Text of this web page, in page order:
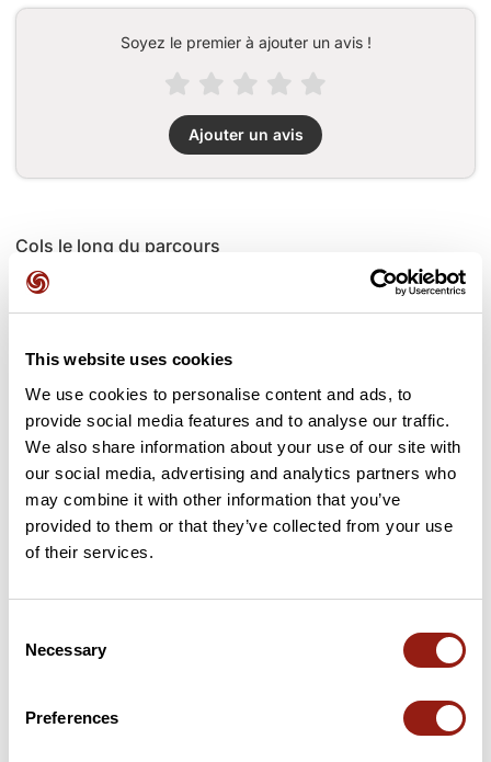
This website uses cookies
We use cookies to personalise content and ads, to
provide social media features and to analyse our traffic.
We also share information about your use of our site with
our social media, advertising and analytics partners who
may combine it with other information that you’ve
provided to them or that they’ve collected from your use
of their services.
Selection
Necessary
Preferences
Soyez le premier à ajouter un avis !
Ajouter un avis
Cols le long du parcours
3 km
4 km Pas des Pigeons
5 km Col Lagier 1 217 m
7 km Col Lorial 1 277 m